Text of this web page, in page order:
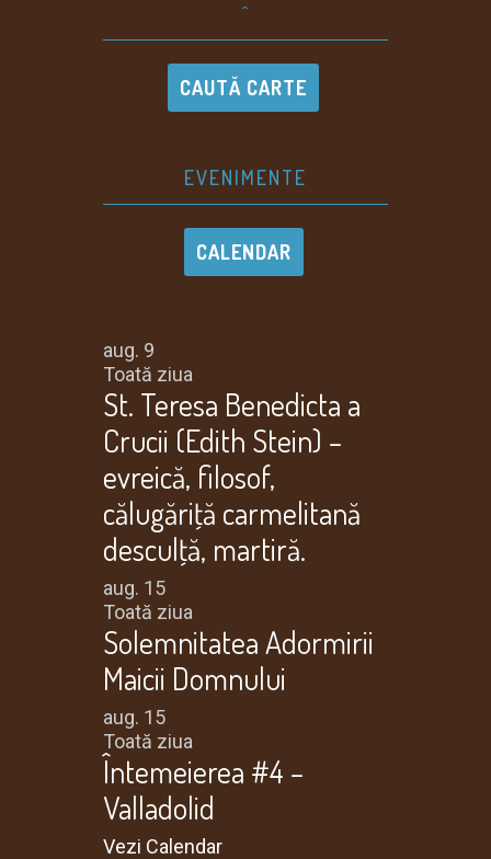
^
CAUTĂ CARTE
EVENIMENTE
CALENDAR
aug. 9
Toată ziua
St. Teresa Benedicta a
Crucii (Edith Stein) –
evreică, filosof,
călugăriţă carmelitană
desculţă, martiră.
aug. 15
Toată ziua
Solemnitatea Adormirii
Maicii Domnului
aug. 15
Toată ziua
Întemeierea #4 –
Valladolid
Vezi Calendar